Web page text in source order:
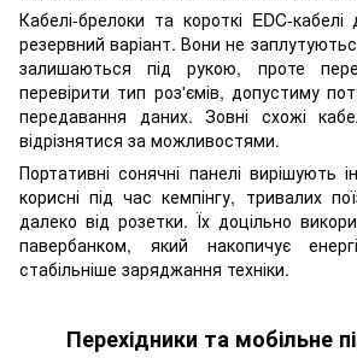
Кабелі-брелоки та короткі EDC-
резервний варіант. Вони не
залишаються під рукою, проте
перевірити тип роз'ємів, допустиму
передавання даних. Зовні схожі
відрізнятися за можливостями.
Портативні сонячні панелі вирішують
корисні під час кемпінгу, тривалих
далеко від розетки. Їх доцільно
павербанком, який накопичує
стабільніше заряджання техніки.
Перехідники та мобільне